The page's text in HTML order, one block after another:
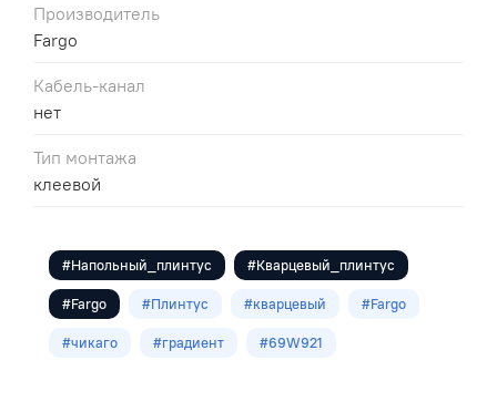
Производитель
Fargo
Кабель-канал
нет
Тип монтажа
клеевой
#Напольный_плинтус #Кварцевый_плинтус
#Fargo #Плинтус #кварцевый #Fargo
#чикаго #градиент #69W921